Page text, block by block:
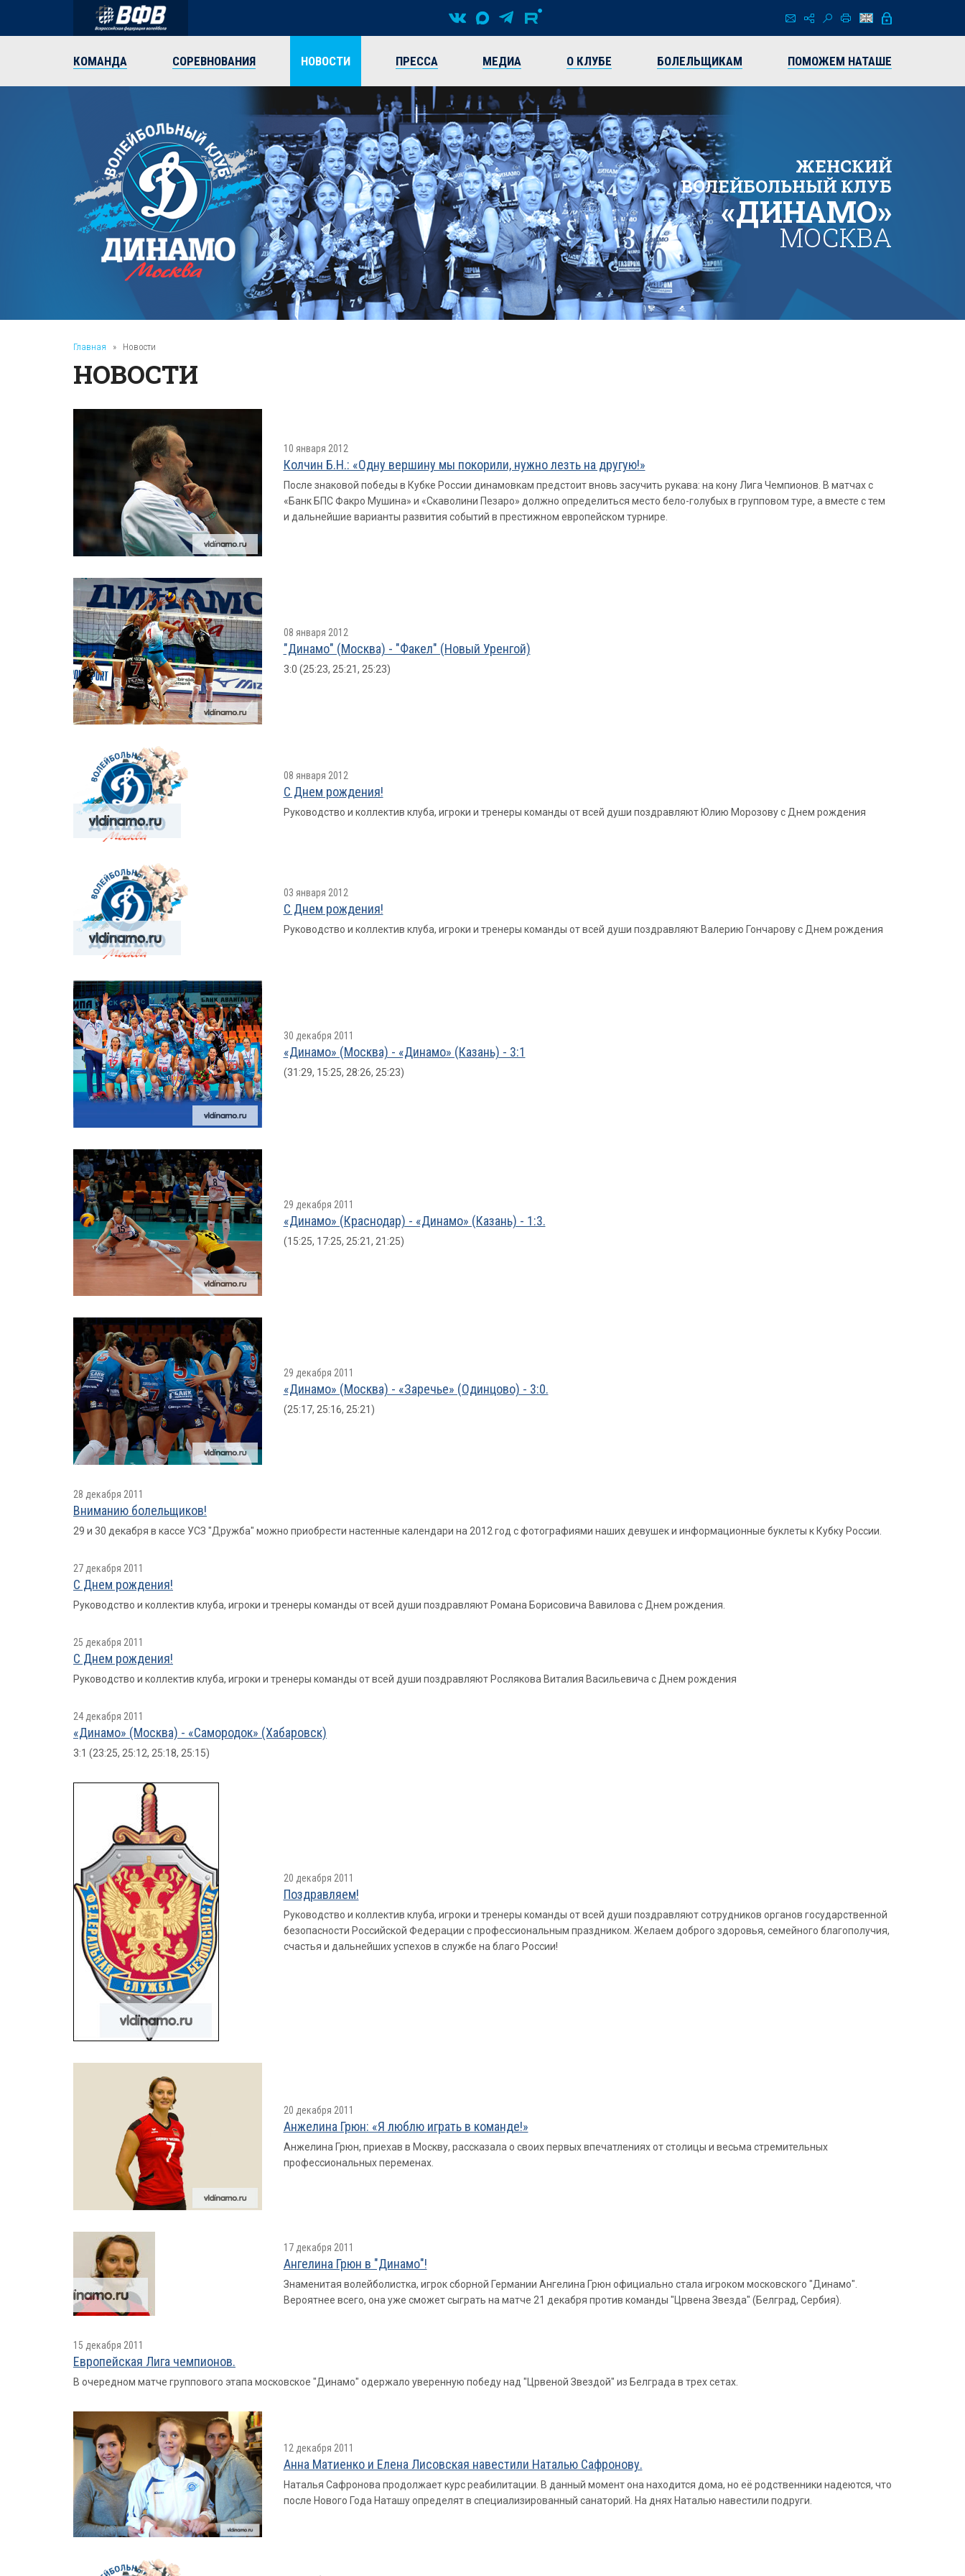
КОМАНДА СОРЕВНОВАНИЯ НОВОСТИ ПРЕССА МЕДИА О КЛУБЕ БОЛЕЛЬЩИКАМ ПОМОЖЕМ НАТАШЕ
ЖЕНСКИЙ
ВОЛЕЙБОЛЬНЫЙ КЛУБ
«ДИНАМО»
МОСКВА
Главная » Новости
НОВОСТИ
10 января 2012
Колчин Б.Н.: «Одну вершину мы покорили, нужно лезть на другую!»
После знаковой победы в Кубке России динамовкам предстоит вновь засучить рукава: на кону Лига Чемпионов. В матчах с
«Банк БПС Факро Мушина» и «Скаволини Пезаро» должно определиться место бело-голубых в групповом туре, а вместе с тем
и дальнейшие варианты развития событий в престижном европейском турнире.
08 января 2012
"Динамо" (Москва) - "Факел" (Новый Уренгой)
3:0 (25:23, 25:21, 25:23)
08 января 2012
С Днем рождения!
Руководство и коллектив клуба, игроки и тренеры команды от всей души поздравляют Юлию Морозову с Днем рождения
03 января 2012
С Днем рождения!
Руководство и коллектив клуба, игроки и тренеры команды от всей души поздравляют Валерию Гончарову с Днем рождения
30 декабря 2011
«Динамо» (Москва) - «Динамо» (Казань) - 3:1
(31:29, 15:25, 28:26, 25:23)
29 декабря 2011
«Динамо» (Краснодар) - «Динамо» (Казань) - 1:3.
(15:25, 17:25, 25:21, 21:25)
29 декабря 2011
«Динамо» (Москва) - «Заречье» (Одинцово) - 3:0.
(25:17, 25:16, 25:21)
28 декабря 2011
Вниманию болельщиков!
29 и 30 декабря в кассе УСЗ "Дружба" можно приобрести настенные календари на 2012 год с фотографиями наших девушек и информационные буклеты к Кубку России.
27 декабря 2011
С Днем рождения!
Руководство и коллектив клуба, игроки и тренеры команды от всей души поздравляют Романа Борисовича Вавилова с Днем рождения.
25 декабря 2011
С Днем рождения!
Руководство и коллектив клуба, игроки и тренеры команды от всей души поздравляют Рослякова Виталия Васильевича с Днем рождения
24 декабря 2011
«Динамо» (Москва) - «Самородок» (Хабаровск)
3:1 (23:25, 25:12, 25:18, 25:15)
20 декабря 2011
Поздравляем!
Руководство и коллектив клуба, игроки и тренеры команды от всей души поздравляют сотрудников органов государственной
безопасности Российской Федерации с профессиональным праздником. Желаем доброго здоровья, семейного благополучия,
счастья и дальнейших успехов в службе на благо России!
20 декабря 2011
Анжелина Грюн: «Я люблю играть в команде!»
Анжелина Грюн, приехав в Москву, рассказала о своих первых впечатлениях от столицы и весьма стремительных
профессиональных переменах.
17 декабря 2011
Ангелина Грюн в "Динамо"!
Знаменитая волейболистка, игрок сборной Германии Ангелина Грюн официально стала игроком московского "Динамо".
Вероятнее всего, она уже сможет сыграть на матче 21 декабря против команды "Црвена Звезда" (Белград, Сербия).
15 декабря 2011
Европейская Лига чемпионов.
В очередном матче группового этапа московское "Динамо" одержало уверенную победу над "Црвеной Звездой" из Белграда в трех сетах.
12 декабря 2011
Анна Матиенко и Елена Лисовская навестили Наталью Сафронову.
Наталья Сафронова продолжает курс реабилитации. В данный момент она находится дома, но её родственники надеются, что
после Нового Года Наташу определят в специализированный санаторий. На днях Наталью навестили подруги.